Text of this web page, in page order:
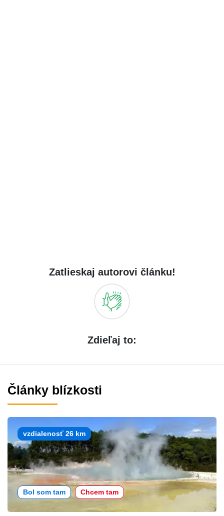
Zatlieskaj autorovi článku!
Zdieľaj to:
Články blízkosti
vzdialenosť 26 km
Bol som tam Chcem tam